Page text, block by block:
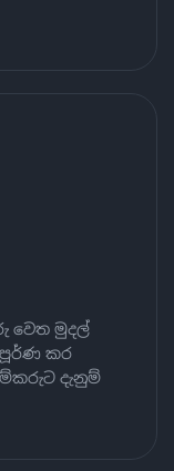
වෙත මුදල්
කර
දැනුම්